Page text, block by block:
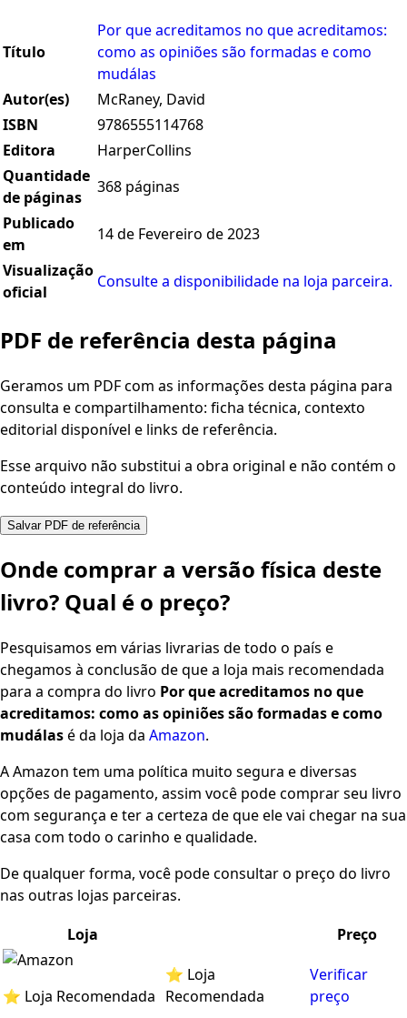
Título
Por que acreditamos no que acreditamos:
como as opiniões são formadas e como
mudálas
Autor(es)
McRaney, David
ISBN
9786555114768
Editora
HarperCollins
Quantidade
de páginas
368 páginas
Publicado
em
14 de Fevereiro de 2023
Visualização
oficial
Consulte a disponibilidade na loja parceira.
PDF de referência desta página
Geramos um PDF com as informações desta página para
consulta e compartilhamento: ficha técnica, contexto
editorial disponível e links de referência.
Esse arquivo não substitui a obra original e não contém o
conteúdo integral do livro.
Salvar PDF de referência
Onde comprar a versão física deste
livro? Qual é o preço?
Pesquisamos em várias livrarias de todo o país e
chegamos à conclusão de que a loja mais recomendada
para a compra do livro Por que acreditamos no que
acreditamos: como as opiniões são formadas e como
mudálasé da loja da Amazon.
A Amazon tem uma política muito segura e diversas
opções de pagamento, assim você pode comprar seu livro
com segurança e ter a certeza de que ele vai chegar na sua
casa com todo o carinho e qualidade.
De qualquer forma, você pode consultar o preço do livro
nas outras lojas parceiras.
Loja
Preço
⭐ Loja Recomendada
⭐ Loja
Recomendada
Verificar
preço